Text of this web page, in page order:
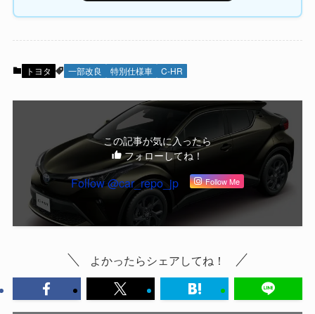
トヨタ 一部改良 特別仕様車 C-HR
この記事が気に入ったら
フォローしてね！
Follow @car_repo_jp Follow Me
よかったらシェアしてね！